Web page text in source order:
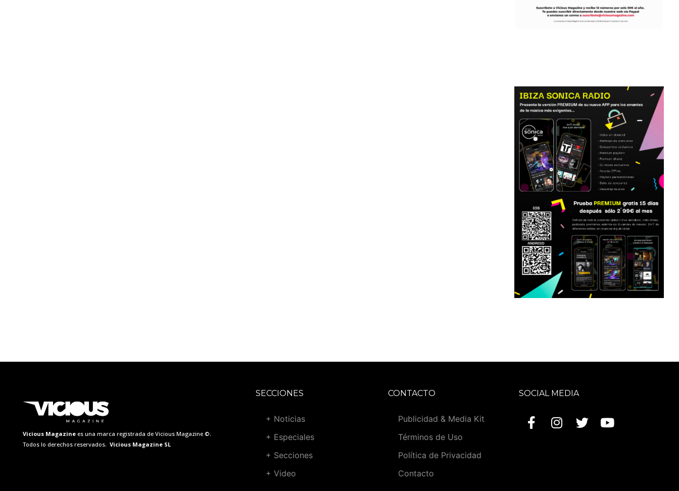
Vicious Magazine es una marca registrada de Vicious Magazine ©.
Todos lo derechos reservados. Vicious Magazine SL
SECCIONES
+ Noticias
+ Especiales
+ Secciones
+ Video
CONTACTO
Publicidad & Media Kit
Términos de Uso
Política de Privacidad
Contacto
SOCIAL MEDIA